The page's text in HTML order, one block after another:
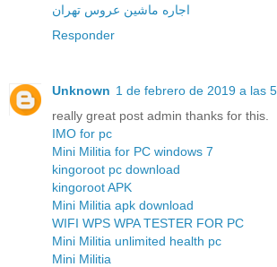
اجاره ماشین عروس تهران
Responder
Unknown 1 de febrero de 2019 a las
really great post admin thanks for this.
IMO for pc
Mini Militia for PC windows 7
kingoroot pc download
kingoroot APK
Mini Militia apk download
WIFI WPS WPA TESTER FOR PC
Mini Militia unlimited health pc
Mini Militia